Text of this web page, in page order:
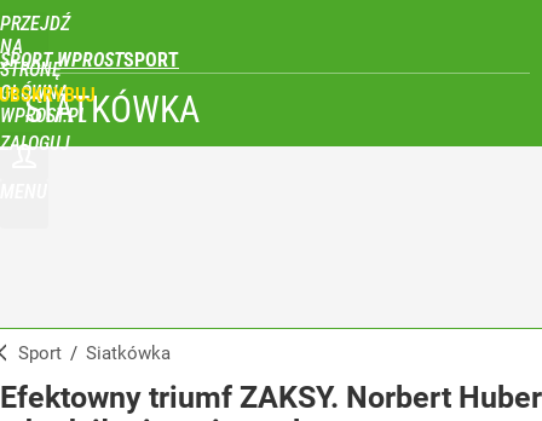
PRZEJDŹ
NA
STRONĘ
GŁÓWNĄ
WPROST.PL
SPORT WPROST
ZALOGUJ
SIATKÓWKA
Sport / Siatkówka
Efektowny triumf ZAKSY. Norbert Huber